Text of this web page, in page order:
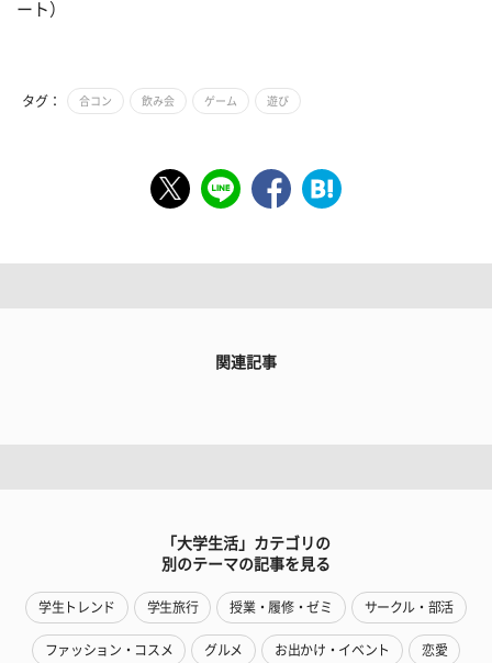
ート）
タグ： 合コン 飲み会 ゲーム 遊び
関連記事
「大学生活」カテゴリの
別のテーマの記事を見る
学生トレンド 学生旅行 授業・履修・ゼミ サークル・部活
ファッション・コスメ グルメ お出かけ・イベント 恋愛